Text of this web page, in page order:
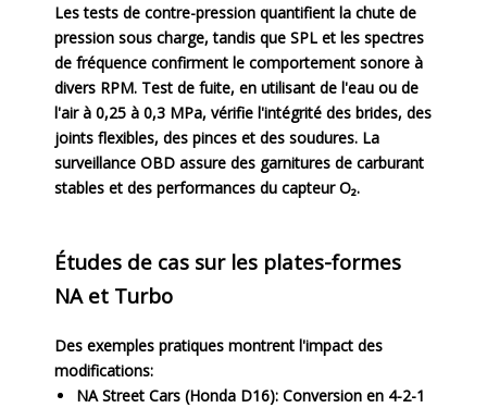
Les tests de contre-pression quantifient la chute de
pression sous charge, tandis que SPL et les spectres
de fréquence confirment le comportement sonore à
divers RPM. Test de fuite, en utilisant de l'eau ou de
l'air à 0,25 à 0,3 MPa, vérifie l'intégrité des brides, des
joints flexibles, des pinces et des soudures. La
surveillance OBD assure des garnitures de carburant
stables et des performances du capteur O₂.
Études de cas sur les plates-formes
NA et Turbo
Des exemples pratiques montrent l'impact des
modifications:
NA Street Cars (Honda D16): Conversion en 4-2-1